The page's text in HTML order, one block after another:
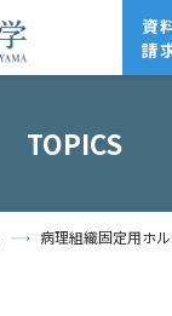
資
請
寄附
TOPICS
病理組織固定用ホ